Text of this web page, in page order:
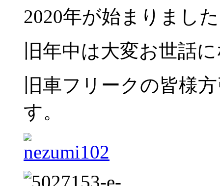
2020年が始まりまし
旧年中は大変お世話
旧車フリークの皆様
す。